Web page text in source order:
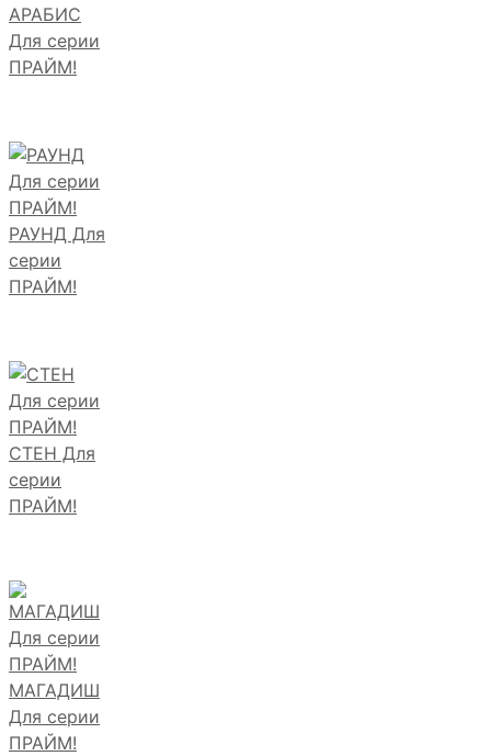
АРАБИС
Для серии
ПРАЙМ!
РАУНД Для
серии
ПРАЙМ!
СТЕН Для
серии
ПРАЙМ!
МАГАДИШ
Для серии
ПРАЙМ!